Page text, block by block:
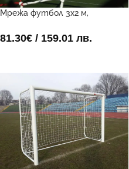
Мрежа футбол 3х2 м,
81.30€ / 159.01 лв.